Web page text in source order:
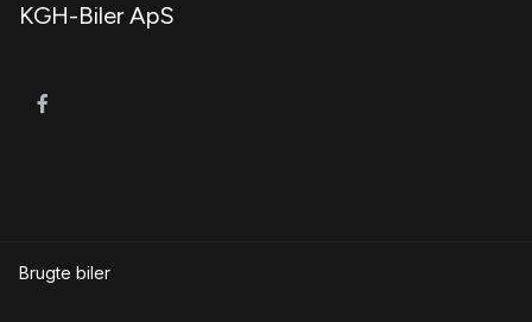
Regnsensor
V
KGH-Biler ApS
Brugte biler